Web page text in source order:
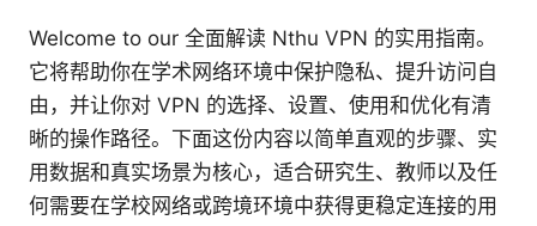
Welcome to our 全面解读 Nthu VPN 的实用指南。
它将帮助你在学术网络环境中保护隐私、提升访问自
由，并让你对 VPN 的选择、设置、使用和优化有清
晰的操作路径。下面这份内容以简单直观的步骤、实
用数据和真实场景为核心，适合研究生、教师以及任
何需要在学校网络或跨境环境中获得更稳定连接的用